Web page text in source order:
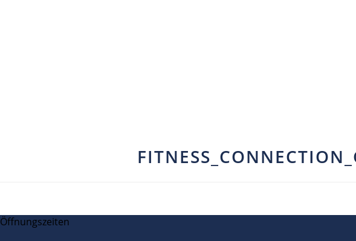
Öffnungszeiten